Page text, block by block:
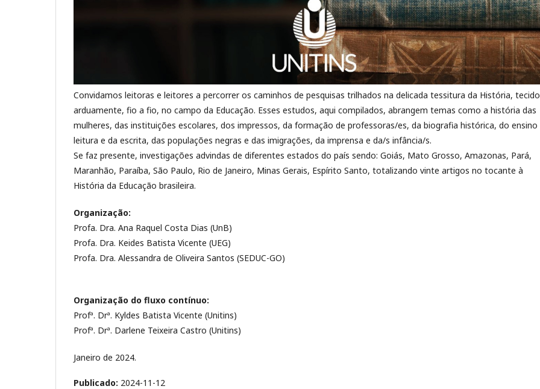
Convidamos leitoras e leitores a percorrer os caminhos de pesquisas trilhados na delicada tessitura da História,
arduamente, fio a fio, no campo da Educação. Esses estudos, aqui compilados, abrangem temas como a história das
mulheres, das instituições escolares, dos impressos, da formação de professoras/es, da biografia histórica, do ensino
leitura e da escrita, das populações negras e das imigrações, da imprensa e da/s infância/s.
Se faz presente, investigações advindas de diferentes estados do país sendo: Goiás, Mato Grosso, Amazonas, Pará,
Maranhão, Paraíba, São Paulo, Rio de Janeiro, Minas Gerais, Espírito Santo, totalizando vinte artigos no tocante à
História da Educação brasileira.
Organização:
Profa. Dra. Ana Raquel Costa Dias (UnB)
Profa. Dra. Keides Batista Vicente (UEG)
Profa. Dra. Alessandra de Oliveira Santos (SEDUC-GO)
Organização do fluxo contínuo:
Profª. Drª. Kyldes Batista Vicente (Unitins)
Profª. Drª. Darlene Teixeira Castro (Unitins)
Janeiro de 2024.
Publicado: 2024-11-12